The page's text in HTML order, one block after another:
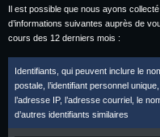
Il est possible que nous ayons
d’informations suivantes auprès de
cours des 12 derniers mois :
Identifiants, qui peuvent inclure le
postale, l’identifiant personnel unique,
l’adresse IP, l’adresse courriel, le
d’autres identifiants similaires